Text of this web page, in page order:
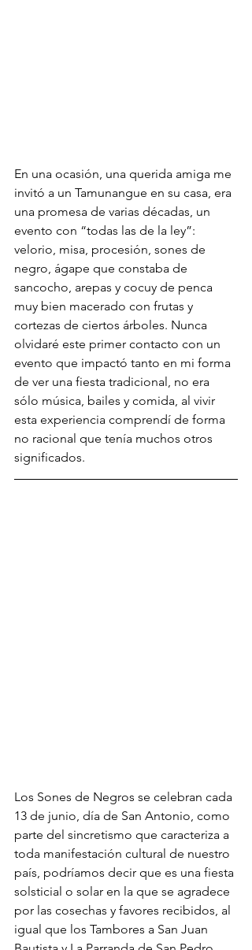
En una ocasión, una querida amiga me
invitó a un Tamunangue en su casa, era
una promesa de varias décadas, un
evento con “todas las de la ley”:
velorio, misa, procesión, sones de
negro, ágape que constaba de
sancocho, arepas y cocuy de penca
muy bien macerado con frutas y
cortezas de ciertos árboles. Nunca
olvidaré este primer contacto con un
evento que impactó tanto en mi forma
de ver una fiesta tradicional, no era
sólo música, bailes y comida, al vivir
esta experiencia comprendí de forma
no racional que tenía muchos otros
significados.
Los Sones de Negros se celebran cada
13 de junio, día de San Antonio, como
parte del sincretismo que caracteriza a
toda manifestación cultural de nuestro
país, podríamos decir que es una fiesta
solsticial o solar en la que se agradece
por las cosechas y favores recibidos, al
igual que los Tambores a San Juan